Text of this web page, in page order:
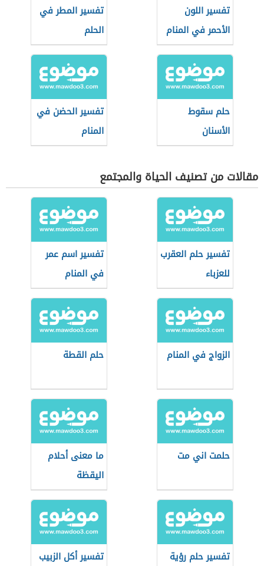
تفسير اللون
الأحمر في المنام
تفسير المطر في
الحلم
حلم سقوط
الأسنان
تفسير الحضن في
المنام
مقالات من تصنيف الحياة والمجتمع
تفسير حلم العقرب
للعزباء
تفسير اسم عمر
في المنام
الزواج في المنام حلم القطة
حلمت اني مت
ما معنى أحلام
اليقظة
تفسير حلم رؤية
تفسير أكل الزبيب